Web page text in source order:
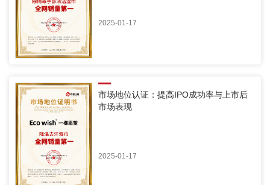
2025-01-17
市场地位认证：提高IPO成功率与上市后
市场表现
2025-01-17